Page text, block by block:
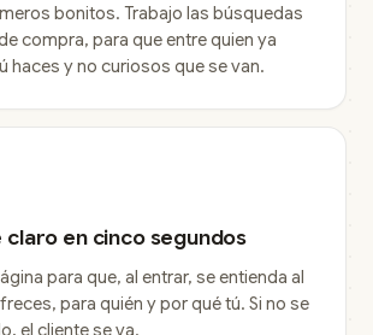
bonitos. Trabajo las búsquedas
compra, para que entre quien ya
haces y no curiosos que se van.
claro en cinco segundos
para que, al entrar, se entienda al
para quién y por qué tú. Si no se
el cliente se va.